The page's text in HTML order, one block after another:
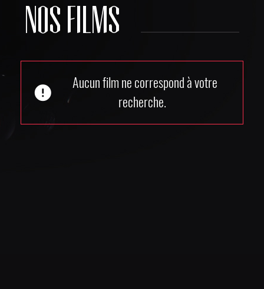
NOS FILMS
error
Aucun film ne correspond à votre
recherche.